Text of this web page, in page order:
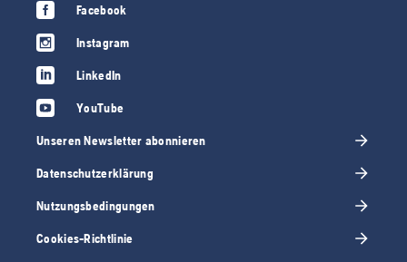
Facebook
Instagram
LinkedIn
YouTube
Unseren Newsletter abonnieren
Datenschutzerklärung
Nutzungsbedingungen
Cookies-Richtlinie